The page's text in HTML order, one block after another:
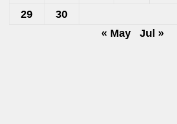
29
30
« May
Jul »